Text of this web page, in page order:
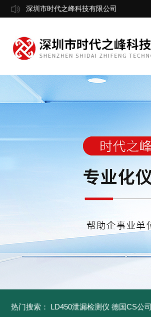
深圳市时代之峰科技有限公司
热门搜索： LD450泄漏检测仪 德国CS公